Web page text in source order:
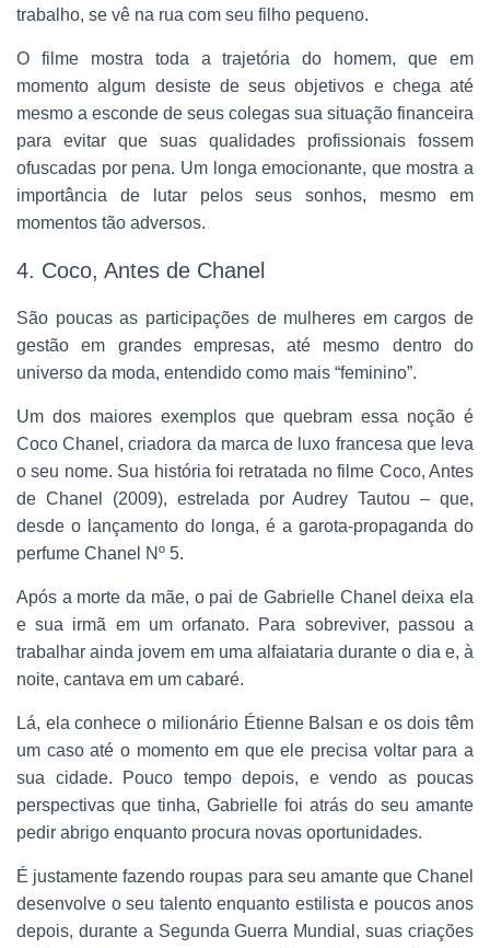
trabalho, se vê na rua com seu filho pequeno.
O filme mostra toda a trajetória do homem, que em
momento algum desiste de seus objetivos e chega até
mesmo a esconde de seus colegas sua situação financeira
para evitar que suas qualidades profissionais fossem
ofuscadas por pena. Um longa emocionante, que mostra a
importância de lutar pelos seus sonhos, mesmo em
momentos tão adversos.
4. Coco, Antes de Chanel
São poucas as participações de mulheres em cargos de
gestão em grandes empresas, até mesmo dentro do
universo da moda, entendido como mais “feminino”.
Um dos maiores exemplos que quebram essa noção é
Coco Chanel, criadora da marca de luxo francesa que leva
o seu nome. Sua história foi retratada no filme Coco, Antes
de Chanel (2009), estrelada por Audrey Tautou – que,
desde o lançamento do longa, é a garota-propaganda do
perfume Chanel Nº 5.
Após a morte da mãe, o pai de Gabrielle Chanel deixa ela
e sua irmã em um orfanato. Para sobreviver, passou a
trabalhar ainda jovem em uma alfaiataria durante o dia e, à
noite, cantava em um cabaré.
Lá, ela conhece o milionário Étienne Balsan e os dois têm
um caso até o momento em que ele precisa voltar para a
sua cidade. Pouco tempo depois, e vendo as poucas
perspectivas que tinha, Gabrielle foi atrás do seu amante
pedir abrigo enquanto procura novas oportunidades.
É justamente fazendo roupas para seu amante que Chanel
desenvolve o seu talento enquanto estilista e poucos anos
depois, durante a Segunda Guerra Mundial, suas criações